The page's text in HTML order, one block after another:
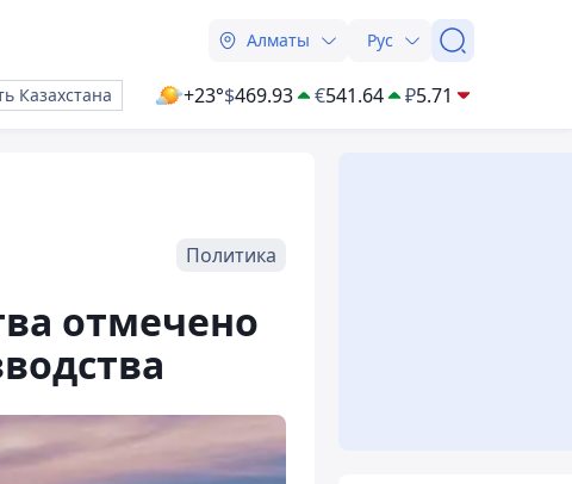
Алматы Рус
Казахстана +23°$469.93 €541.64 ₽5.71
Политика
отмечено